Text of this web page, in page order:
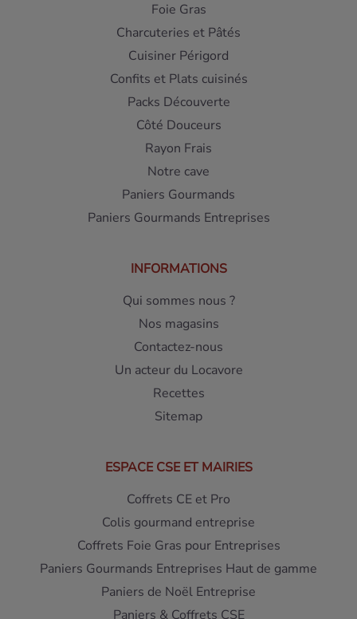
Foie Gras
Charcuteries et Pâtés
Cuisiner Périgord
Confits et Plats cuisinés
Packs Découverte
Côté Douceurs
Rayon Frais
Notre cave
Paniers Gourmands
Paniers Gourmands Entreprises
INFORMATIONS
Qui sommes nous ?
Nos magasins
Contactez-nous
Un acteur du Locavore
Recettes
Sitemap
ESPACE CSE ET MAIRIES
Coffrets CE et Pro
Colis gourmand entreprise
Coffrets Foie Gras pour Entreprises
Paniers Gourmands Entreprises Haut de gamme
Paniers de Noël Entreprise
Paniers & Coffrets CSE